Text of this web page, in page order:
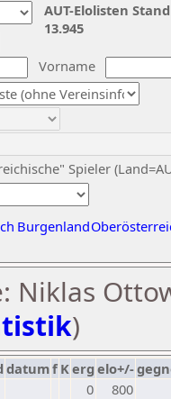
Vorname
Spieler
Burgenland
AUT-Elolisten
13.945
Niklas
)
datumf Kerg elo+/-
0
800